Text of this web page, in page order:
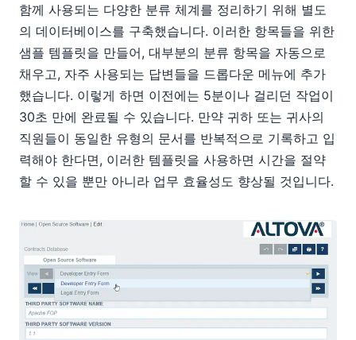
함께 사용되는 다양한 분류 체계를 정리하기 위해 별도
의 데이터베이스를 구축했습니다. 이러한 항목들을 위한
샘플 템플릿을 만들어, 대부분의 분류 항목을 자동으로
채우고, 자주 사용되는 답변들을 드롭다운 메뉴에 추가
했습니다. 이렇게 하면 이전에는 5분이나 걸리던 작업이
30초 만에 완료될 수 있습니다. 만약 귀하 또는 귀사의
직원들이 동일한 유형의 문서를 반복적으로 기록하고 입
력해야 한다면, 이러한 템플릿을 사용하면 시간을 절약
할 수 있을 뿐만 아니라 업무 효율성도 향상될 것입니다.